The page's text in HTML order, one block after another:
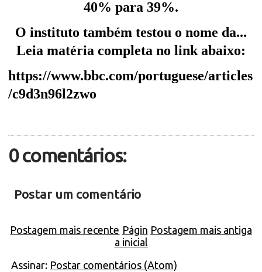
40% para 39%.
O instituto também testou o nome da...
Leia matéria completa no link abaixo:
https://www.bbc.com/portuguese/articles
/c9d3n96l2zwo
0 comentários:
Postar um comentário
Postagem mais recente Postagem mais antiga
Págin
a inicial
Assinar: Postar comentários (Atom)